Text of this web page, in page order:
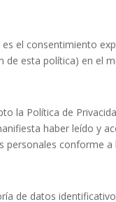
el consentimiento
de esta política) en el
la Política de
haber leído y
conforme a
de datos